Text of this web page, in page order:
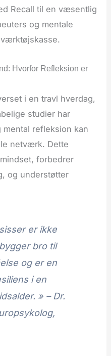
Recall til en væsentlig
og mentale
Hvorfor Refleksion er
i en travl hverdag,
studier har
refleksion kan
netværk. Dette
forbedrer
og understøtter
er ikke
bro til
og er en
i en
» – Dr.